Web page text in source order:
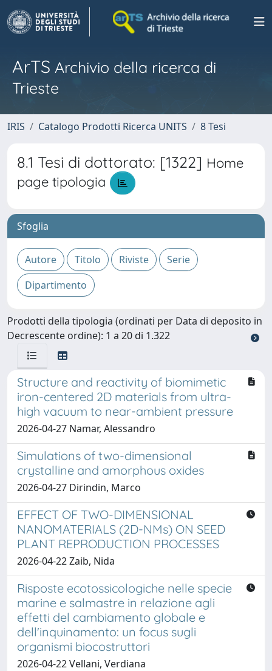
ArTS Archivio della ricerca di
Trieste
IRIS Catalogo Prodotti Ricerca UNITS 8 Tesi
8.1 Tesi di dottorato: [1322] Home
page tipologia
Sfoglia
Prodotti della tipologia (ordinati per Data di deposito in
Decrescente ordine): 1 a 20 di 1.322
Structure and reactivity of biomimetic
iron-centered 2D materials from ultra-
high vacuum to near-ambient pressure
2026-04-27 Namar, Alessandro
Simulations of two-dimensional
crystalline and amorphous oxides
2026-04-27 Dirindin, Marco
EFFECT OF TWO-DIMENSIONAL
NANOMATERIALS (2D-NMs) ON SEED
PLANT REPRODUCTION PROCESSES
2026-04-22 Zaib, Nida
Risposte ecotossicologiche nelle specie
marine e salmastre in relazione agli
effetti del cambiamento globale e
dell'inquinamento: un focus sugli
organismi biocostruttori
2026-04-22 Vellani, Verdiana